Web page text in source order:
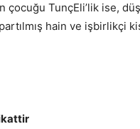
çocuğu TunçEli’lik ise,
hain ve işbirlikçi